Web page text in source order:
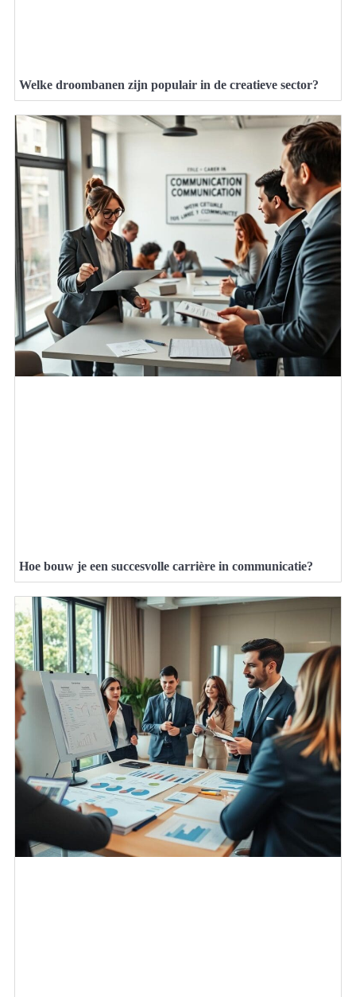
Welke droombanen zijn populair in de creatieve sector?
Hoe bouw je een succesvolle carrière in communicatie?